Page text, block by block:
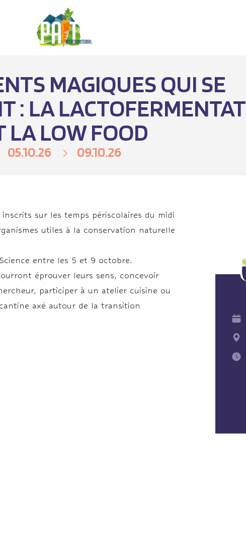
MAGIQUES QUI SE
: LA
LA LOW FOOD
05.10.26 09.10.26
sur les temps périscolaires du midi
utiles à la conservation naturelle
entre les 5 et 9 octobre.
éprouver leurs sens, concevoir
participer à un atelier cuisine ou
axé autour de la transition